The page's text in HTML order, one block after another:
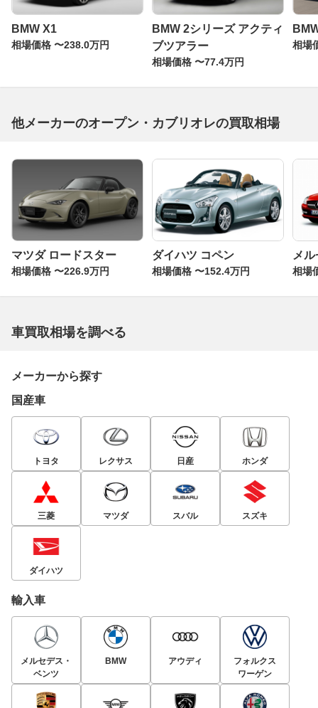
BMW X1
相場価格 〜238.0万円
BMW 2シリーズ アクティ
ブツアラー
相場価格 〜77.4万円
相場
他メーカーのオープン・カブリオレの買取相場
マツダ ロードスター
相場価格 〜226.9万円
ダイハツ コペン
相場価格 〜152.4万円
メ
相場
車買取相場を調べる
メーカーから探す
国産車
トヨタ レクサス 日産 ホンダ
三菱 マツダ スバル スズキ
ダイハツ
輸入車
メルセデス・
ベンツ
BMW アウディ
フォルクス
ワーゲン